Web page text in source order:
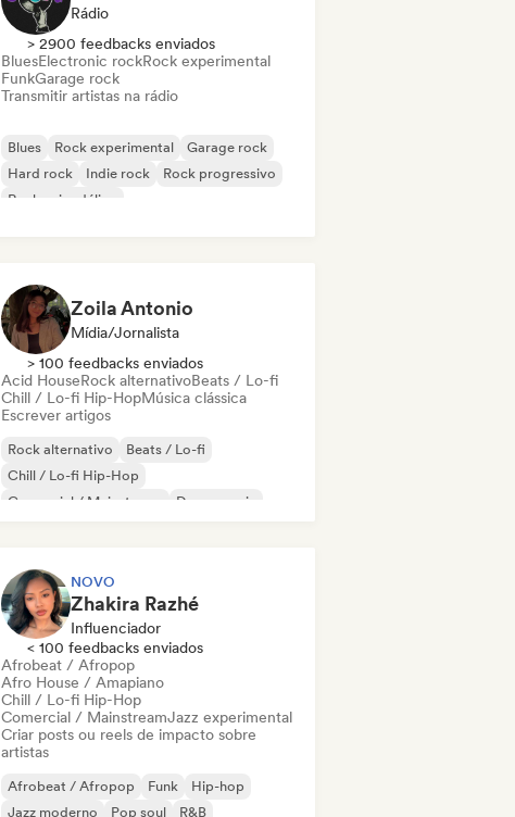
Rádio
> 2900 feedbacks enviados
BluesElectronic rockRock experimental
FunkGarage rock
Transmitir artistas na rádio
Blues Rock experimental
Garage rock
Hard rock
Indie rock
Rock progressivo
Rock psicodélico
Zoila Antonio
Mídia/Jornalista
> 100 feedbacks enviados
Acid HouseRock alternativoBeats / Lo-fi
Chill / Lo-fi Hip-HopMúsica clássica
Escrever artigos
Rock alternativo
Beats / Lo-fi
Chill / Lo-fi Hip-Hop
Comercial / Mainstream
Dance music
NOVO
Zhakira Razhé
Influenciador
< 100 feedbacks enviados
Afrobeat / Afropop
Afro House / Amapiano
Chill / Lo-fi Hip-Hop
Comercial / MainstreamJazz experimental
Criar posts ou reels de impacto sobre
artistas
Afrobeat / Afropop Funk
Hip-hop
Jazz moderno
Pop soul R&B